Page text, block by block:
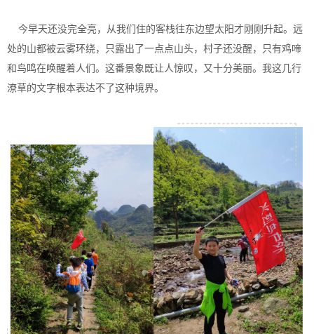
今早天还没完全亮，从我们住的客栈往东边望太阳才刚刚升起。远
处的山都被云雾环绕，只露出了一点点山头，村子还没醒，只有鸡啼
和鸟鸣在唤醒着人们。这番景象既让人惊叹，又十分美丽。我这几行
潦草的文字根本表达不了这种境界。